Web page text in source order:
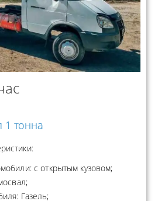
1 тонна
с открытым кузовом;
Газель;